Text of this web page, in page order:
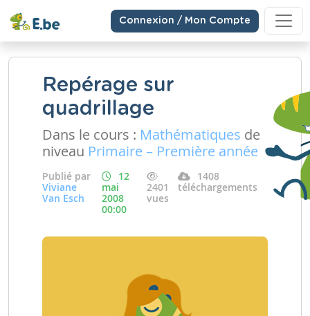
Connexion / Mon Compte
Repérage sur
quadrillage
Dans le cours : Mathématiques de
niveau Primaire – Première année
Publié par
Viviane
Van Esch
12
mai
2008
00:00
2401
vues
1408
téléchargements